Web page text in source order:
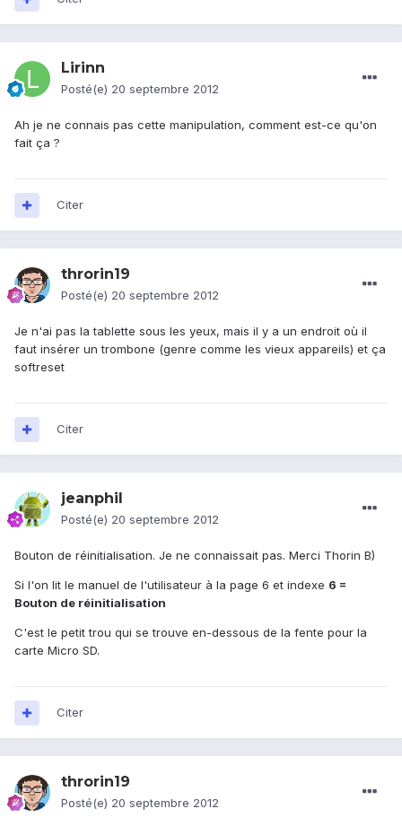
Lirinn
Posté(e) 20 septembre 2012
Ah je ne connais pas cette manipulation, comment est-ce qu'on
fait ça ?
Citer
throrin19
Posté(e) 20 septembre 2012
Je n'ai pas la tablette sous les yeux, mais il y a un endroit où il
faut insérer un trombone (genre comme les vieux appareils) et ça
softreset
Citer
jeanphil
Posté(e) 20 septembre 2012
Bouton de réinitialisation. Je ne connaissait pas. Merci Thorin B)
Si l'on lit le manuel de l'utilisateur à la page 6 et indexe 6 =
Bouton de réinitialisation
C'est le petit trou qui se trouve en-dessous de la fente pour la
carte Micro SD.
Citer
throrin19
Posté(e) 20 septembre 2012